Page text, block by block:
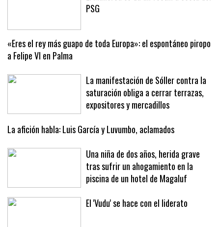
PSG
«Eres el rey más guapo de toda Europa»: el espontáneo piropo
a Felipe VI en Palma
La manifestación de Sóller contra la
saturación obliga a cerrar terrazas,
expositores y mercadillos
La afición habla: Luis García y Luvumbo, aclamados
Una niña de dos años, herida grave
tras sufrir un ahogamiento en la
piscina de un hotel de Magaluf
El 'Vudu' se hace con el liderato